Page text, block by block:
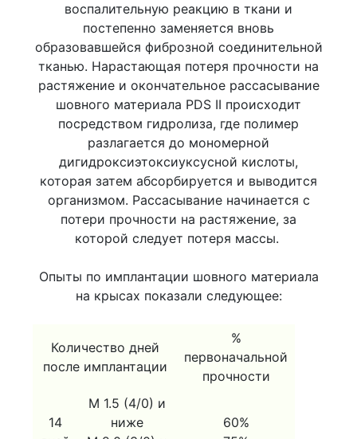
воспалительную реакцию в ткани и
постепенно заменяется вновь
образовавшейся фиброзной соединительной
тканью. Нарастающая потеря прочности на
растяжение и окончательное рассасывание
шовного материала PDS II происходит
посредством гидролиза, где полимер
разлагается до мономерной
дигидроксиэтоксиуксусной кислоты,
которая затем абсорбируется и выводится
организмом. Рассасывание начинается с
потери прочности на растяжение, за
которой следует потеря массы.
Опыты по имплантации шовного материала
на крысах показали следующее:
Количество дней
после имплантации
%
первоначальной
прочности
14
М 1.5 (4/0) и
ниже
60%